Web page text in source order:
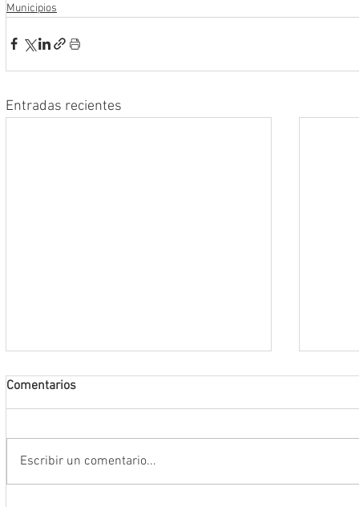
Municipios
Entradas recientes
Comentarios
Escribir un comentario...